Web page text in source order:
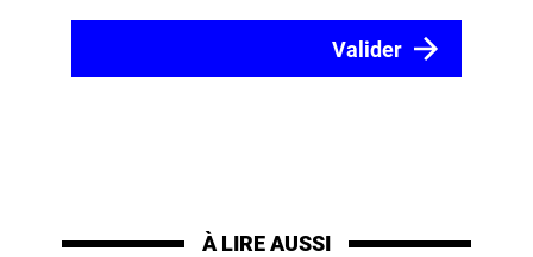
À LIRE AUSSI